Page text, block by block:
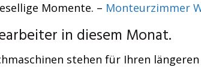
Momente. – Monteurzimmer
in diesem Monat.
stehen für Ihren